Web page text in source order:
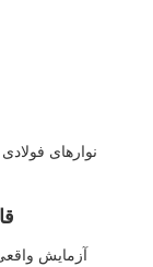
نوارهای
آزمایش